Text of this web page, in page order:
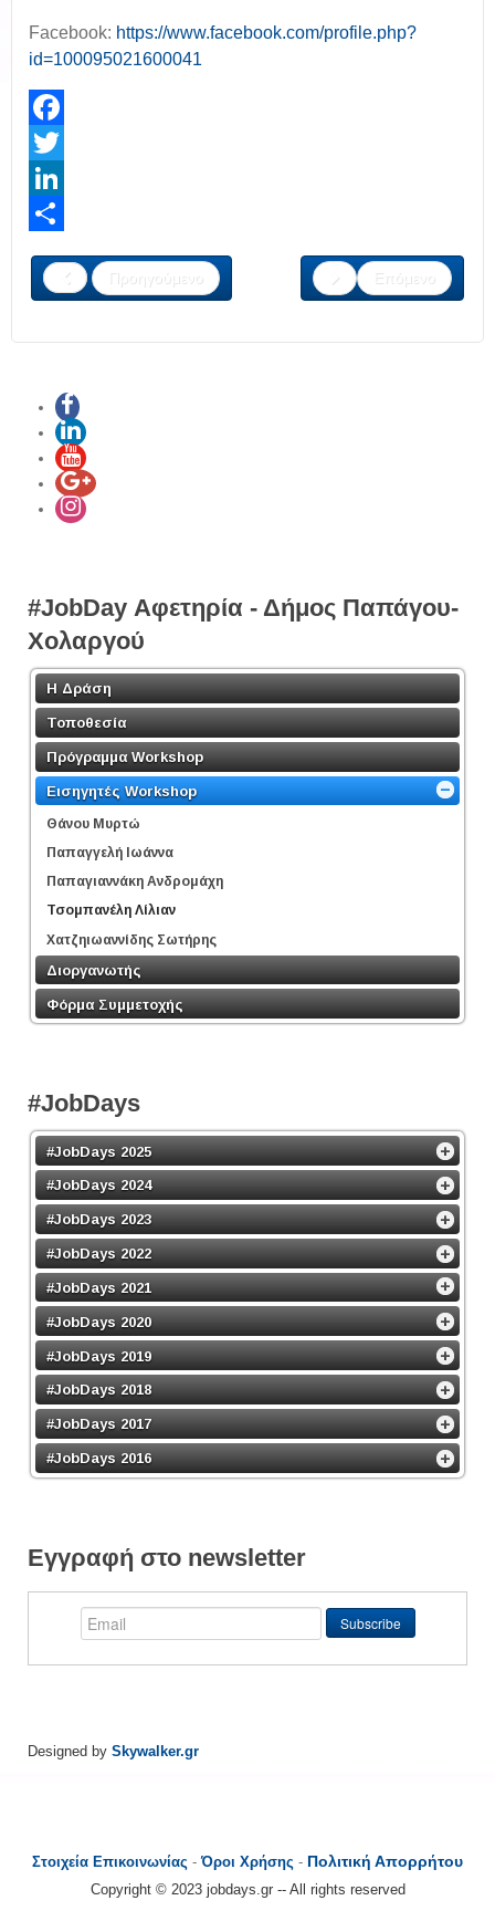
Facebook: https://www.facebook.com/profile.php?
id=100095021600041
Facebook
Twitter
LinkedIn
Προηγούμενο
Επόμενο
#JobDay Αφετηρία - Δήμος Παπάγου-
Χολαργού
Η Δράση
Τοποθεσία
Πρόγραμμα Workshop
Εισηγητές Workshop
Θάνου Μυρτώ
Παπαγγελή Ιωάννα
Παπαγιαννάκη Ανδρομάχη
Τσομπανέλη Λίλιαν
Χατζηιωαννίδης Σωτήρης
Διοργανωτής
Φόρμα Συμμετοχής
#JobDays
#JobDays 2025
#JobDays 2024
#JobDays 2023
#JobDays 2022
#JobDays 2021
#JobDays 2020
#JobDays 2019
#JobDays 2018
#JobDays 2017
#JobDays 2016
Εγγραφή στο newsletter
Designed by Skywalker.gr
Στοιχεία Επικοινωνίας -Όροι Χρήσης - Πολιτική Απορρήτου
Copyright © 2023 jobdays.gr -- All rights reserved